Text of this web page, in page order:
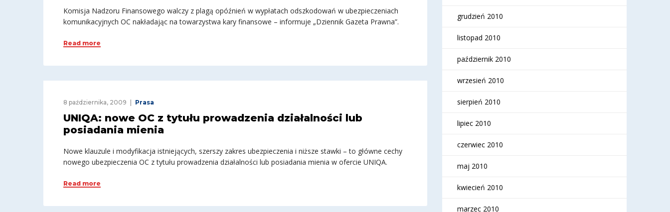
Komisja Nadzoru Finansowego walczy z plagą opóźnień w wypłatach odszkodowań w ubezpieczeniach
komunikacyjnych OC nakładając na towarzystwa kary finansowe – informuje „Dziennik Gazeta Prawna”.
Read more
8 października, 2009 Prasa
UNIQA: nowe OC z tytułu prowadzenia działalności lub
posiadania mienia
Nowe klauzule i modyfikacja istniejących, szerszy zakres ubezpieczenia i niższe stawki – to główne cechy
nowego ubezpieczenia OC z tytułu prowadzenia działalności lub posiadania mienia w ofercie UNIQA.
Read more
grudzień 2010
listopad 2010
październik 2010
wrzesień 2010
sierpień 2010
lipiec 2010
czerwiec 2010
maj 2010
kwiecień 2010
marzec 2010